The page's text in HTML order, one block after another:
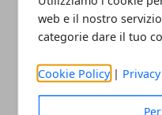
web e il nostro
categorie dare il tuo
Cookie Policy |
ARTICOLI CORRELATI